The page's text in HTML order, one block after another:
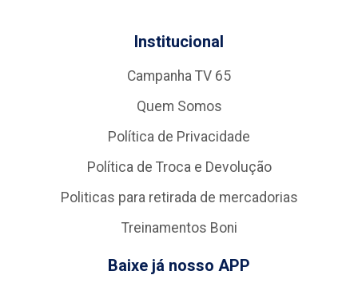
Institucional
Campanha TV 65
Quem Somos
Política de Privacidade
Política de Troca e Devolução
Politicas para retirada de mercadorias
Treinamentos Boni
Baixe já nosso APP